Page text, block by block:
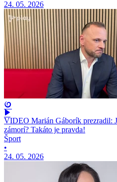
24. 05. 2026
VIDEO Marián Gáborík prezradil:
zámorí? Takáto je pravda!
Šport
•
24. 05. 2026